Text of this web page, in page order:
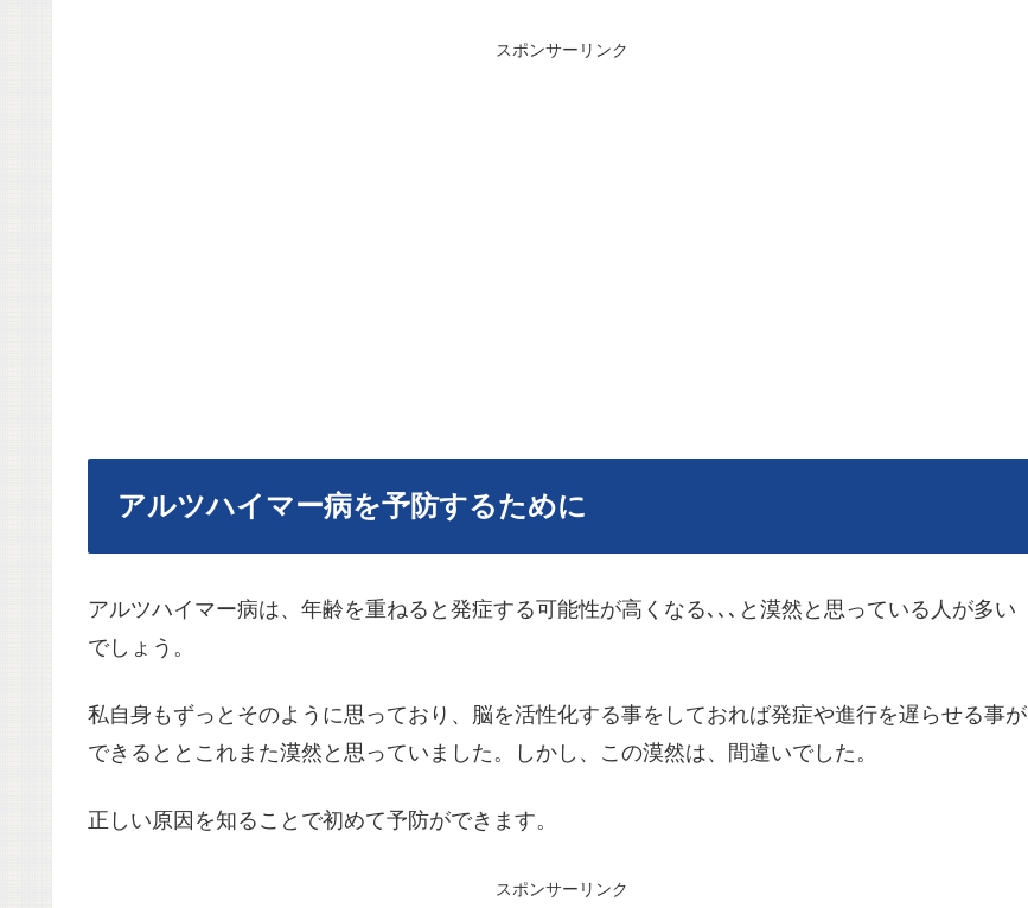
スポンサーリンク
アルツハイマー病を予防するために
アルツハイマー病は、年齢を重ねると発症する可能性が高くなる､､､と漠然と思っている人が多い
でしょう。
私自身もずっとそのように思っており、脳を活性化する事をしておれば発症や進行を遅らせる事が
できるととこれまた漠然と思っていました。しかし、この漠然は、間違いでした。
正しい原因を知ることで初めて予防ができます。
スポンサーリンク